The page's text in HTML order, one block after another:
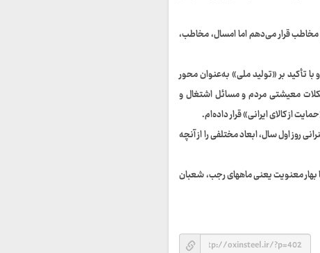
قرار می‌دهم اما امسال، مخاطب،
تأکید بر «تولید ملی» به‌عنوان محور
معیشتی مردم و مسائل اشتغال و
از کالای ایرانی» قرار داده‌ام.
روز اول سال، ابعاد مختلفی را از آنچه
بهار معنویت یعنی ماههای رجب، شعبان